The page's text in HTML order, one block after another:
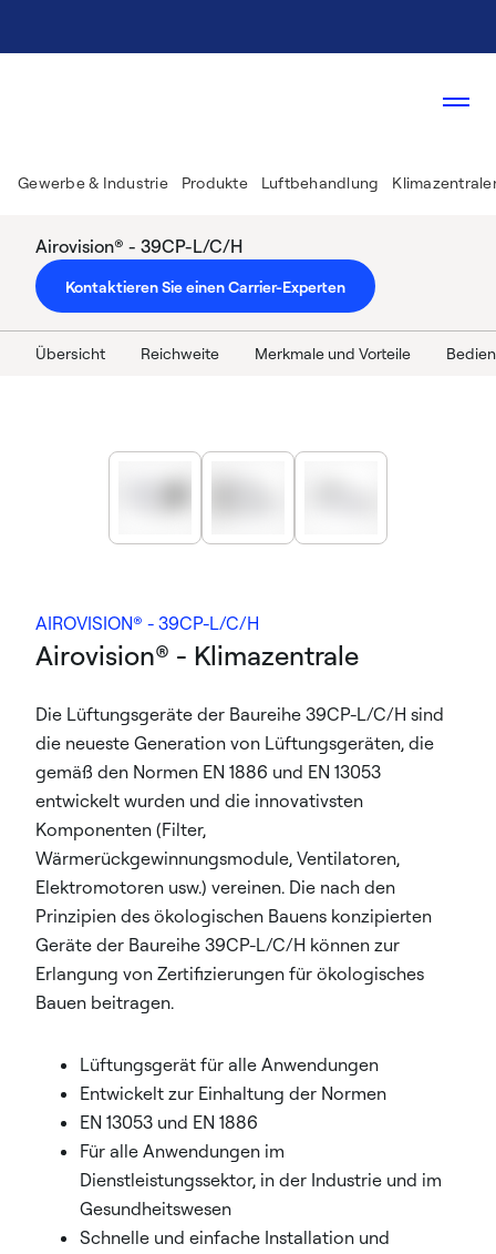
Gewerbe & Industrie Produkte Luftbehandlung
Airovision® - 39CP-L/C/H
Kontaktieren Sie einen Carrier-Experten
Übersicht Reichweite Merkmale und Vorteile
AIROVISION® - 39CP-L/C/H
Airovision® - Klimazentrale
Die Lüftungsgeräte der Baureihe 39CP-L/C/H sind
die neueste Generation von Lüftungsgeräten, die
gemäß den Normen EN 1886 und EN 13053
entwickelt wurden und die innovativsten
Komponenten (Filter,
Wärmerückgewinnungsmodule, Ventilatoren,
Elektromotoren usw.) vereinen. Die nach den
Prinzipien des ökologischen Bauens konzipierten
Geräte der Baureihe 39CP-L/C/H können zur
Erlangung von Zertifizierungen für ökologisches
Bauen beitragen.
Lüftungsgerät für alle Anwendungen
Entwickelt zur Einhaltung der Normen
EN 13053 und EN 1886
Für alle Anwendungen im
Dienstleistungssektor, in der Industrie und im
Gesundheitswesen
Schnelle und einfache Installation und